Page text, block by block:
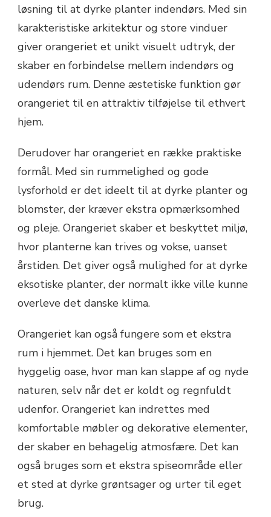
løsning til at dyrke planter indendørs. Med sin
karakteristiske arkitektur og store vinduer
giver orangeriet et unikt visuelt udtryk, der
skaber en forbindelse mellem indendørs og
udendørs rum. Denne æstetiske funktion gør
orangeriet til en attraktiv tilføjelse til ethvert
hjem.
Derudover har orangeriet en række praktiske
formål. Med sin rummelighed og gode
lysforhold er det ideelt til at dyrke planter og
blomster, der kræver ekstra opmærksomhed
og pleje. Orangeriet skaber et beskyttet miljø,
hvor planterne kan trives og vokse, uanset
årstiden. Det giver også mulighed for at dyrke
eksotiske planter, der normalt ikke ville kunne
overleve det danske klima.
Orangeriet kan også fungere som et ekstra
rum i hjemmet. Det kan bruges som en
hyggelig oase, hvor man kan slappe af og nyde
naturen, selv når det er koldt og regnfuldt
udenfor. Orangeriet kan indrettes med
komfortable møbler og dekorative elementer,
der skaber en behagelig atmosfære. Det kan
også bruges som et ekstra spiseområde eller
et sted at dyrke grøntsager og urter til eget
brug.